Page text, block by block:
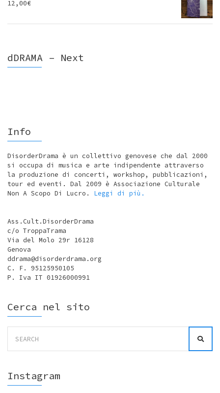
12,00€
dDRAMA – Next
Info
DisorderDrama è un collettivo genovese che dal 2000
si occupa di musica e arte indipendente attraverso
la produzione di concerti, workshop, pubblicazioni,
tour ed eventi. Dal 2009 è Associazione Culturale
Non A Scopo Di Lucro. Leggi di più.
Ass.Cult.DisorderDrama
c/o TroppaTrama
Via del Molo 29r 16128
Genova
ddrama@disorderdrama.org
C. F. 95125950105
P. Iva IT 01926000991
Cerca nel sito
for:
Instagram